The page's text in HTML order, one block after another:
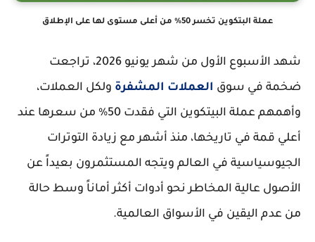
عملة البتكوين تخسر 50% من أعلى مستوى لها على الإطلاق
شهد الأسبوع الأول من شهر يونيو 2026، تراجعت
ضخمة في سوق العملات المشفرة ولكل العملات،
وأهمهم عملة البيتكوين التي فقدت 50% من سعرها عند
أعلي قمة في تاريخها، منذ أشهر مع زيادة التوترات
الجيوسياسية في العالم ويتجه المستثمرون بعيداً عن
الأصول عالية المخاطر نحو أدوات أكثر أماناً وسط حالة
من عدم اليقين في الأسواق العالمية.